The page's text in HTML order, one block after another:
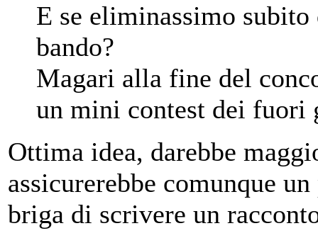
E se eliminassimo
bando?
Magari alla fine del
un mini contest dei fuori
Ottima idea, darebbe
assicurerebbe comunque
briga di scrivere un